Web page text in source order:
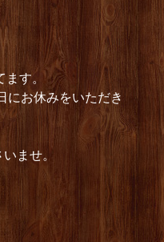
ます。
にお休みをいただき
ませ。